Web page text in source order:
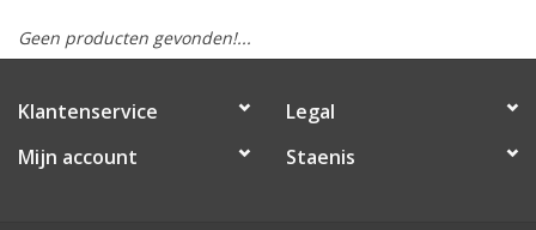
Geen producten gevonden!...
Klantenservice
Legal
Mijn account
Staenis